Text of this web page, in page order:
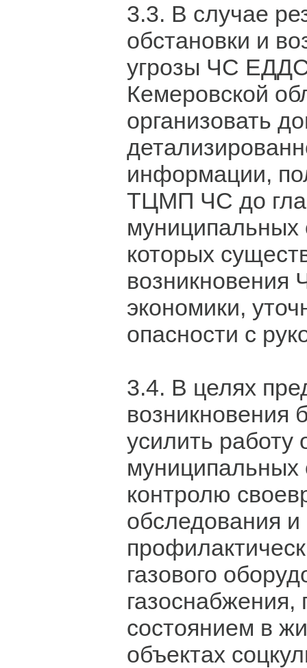
3.3. В случае
обстановки и
угрозы ЧС
Кемеровской
организовать
информации,
ТЦМП ЧС до
муниципальных
которых
возникновения
экономики,
опасности с
3.4. В целях
возникновения
усилить работу
муниципальных
контролю
обследования и
газового
состоянием в
объектах